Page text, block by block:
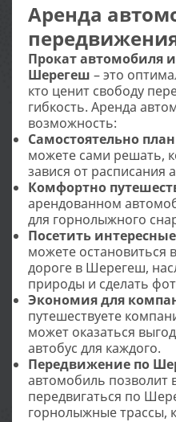
Аренда
Прокат автомобиля
Шерегеш – это
кто ценит свободу
гибкость. Аренда
возможность:
Самостоятельно
можете сами решать,
завися от расписания
Комфортно
арендованном
для горнолыжного
Посетить
можете остановиться
дороге в Шерегеш,
природы и сделать
Экономия для
путешествуете
может оказаться
автобус для каждого.
Передвижение по
автомобиль позволит
передвигаться по
горнолыжные трассы,